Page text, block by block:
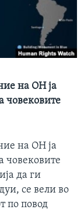
на ОН ја
човековите
на ОН ја
човековите
да ги
се вели во
по повод